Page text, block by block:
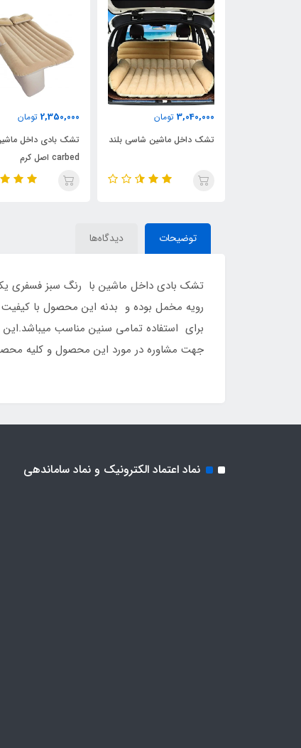
تشک داخل ماشین شاسی بلند
تومان
تشک بادی داخل ماشین
توضیحات دیدگاه‌ها
تشک بادی داخل ماشین با رنگ سبز فسفری
رویه مخمل بوده و بدنه این محصول با
برای استفاده تمامی سنین مناسب میباشد.این
جهت مشاوره در مورد این محصول و کلیه محصولات بادی اینتکس با شماره 09126389358
نماد اعتماد الکترونیک و نماد ساماندهی